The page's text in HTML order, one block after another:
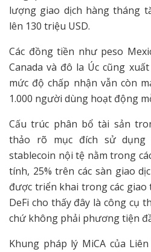
lượng giao dịch hàng tháng
lên 130 triệu USD.
Các đồng tiền như peso
Canada và đô la Úc cũng
mức độ chấp nhận vẫn còn
1.000 người dùng hoạt động
Cấu trúc phân bổ tài sản
thảo rõ mục đích sử dụng
stablecoin nội tệ nằm trong
tính, 25% trên các sàn giao
được triển khai trong các giao
DeFi cho thấy đây là công cụ
chứ không phải phương tiện
Khung pháp lý MiCA của